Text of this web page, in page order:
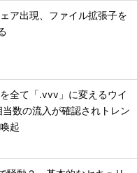
ア出現、ファイル拡張子を
全て「.vvv」に変えるウイ
数の流入が確認されトレン
起